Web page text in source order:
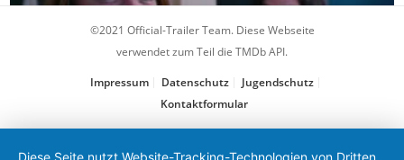
©2021 Official-Trailer Team. Diese Webseite
verwendet zum Teil die TMDb API.
Impressum
Datenschutz
Jugendschutz
Kontaktformular
Diese Seite nutzt Website-Tracking-Technologien von Dritten,